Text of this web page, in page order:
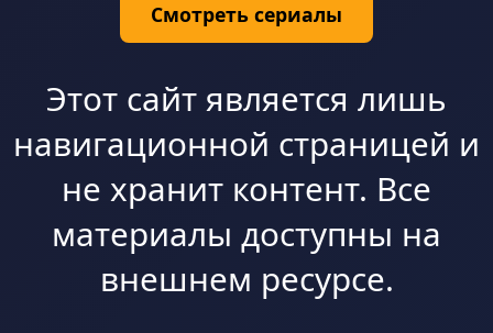
Смотреть сериалы
Этот сайт является лишь
навигационной страницей и
не хранит контент. Все
материалы доступны на
внешнем ресурсе.